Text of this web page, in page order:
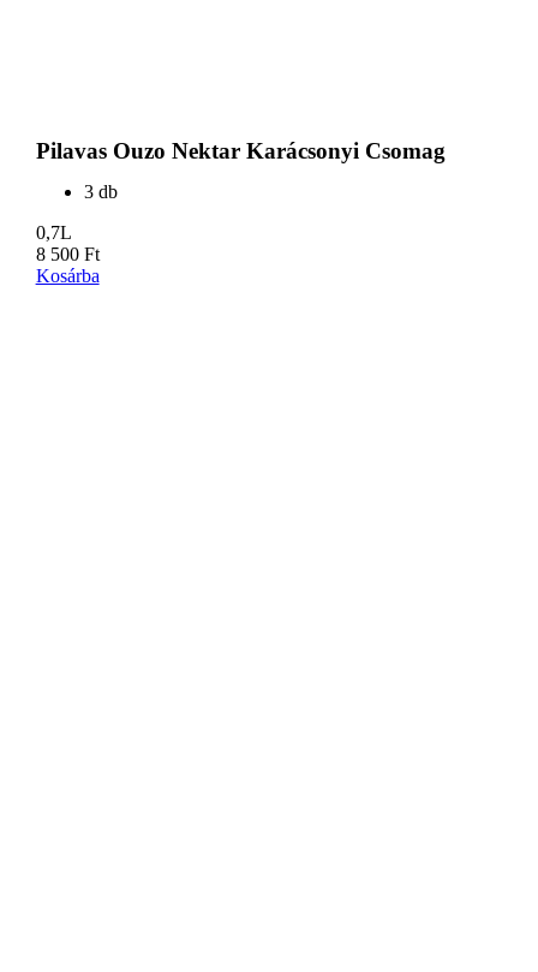
Pilavas Ouzo Nektar Karácsonyi Csomag
3 db
0,7L
8 500 Ft
Kosárba